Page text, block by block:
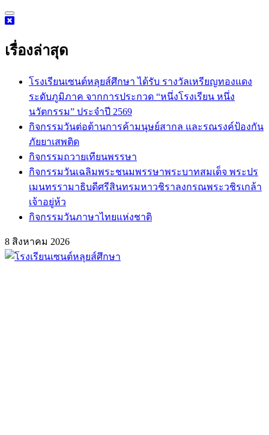
Skip
to
เรื่องล่าสุด
โรงเรียนเซนต์หลุยส์ศึกษา ได้รับ รางวัลเหรียญทองแดง
ระดับภูมิภาค จากการประกวด “หนึ่งโรงเรียน หนึ่ง
นวัตกรรม” ประจำปี 2569
กิจกรรม​วันต่อต้านการค้ามนุษย์สากล และรณรงค์ป้องกัน
ภัยยาเสพติด
กิจกรรมถวายเทียนพรรษา
กิจกรรมวันเฉลิมพระชนมพรรษาพระบาทสมเด็จ พระปร
เมนทรรามาธิบดีศรีสินทรมหาวชิราลงกรณพระวชิรเกล้า
เจ้าอยู่ห้ว
กิจกรรมวันภาษาไทยแห่งชาติ
8 สิงหาคม 2026